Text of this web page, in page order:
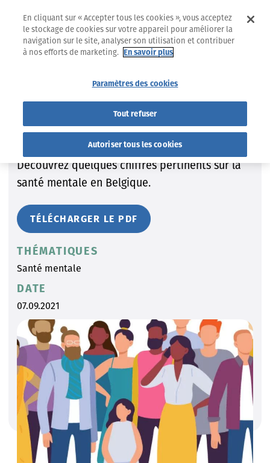
INFOGRAPHIES
Santé mentale en Belgique :
10 chiffres-clés
Découvrez quelques chiffres pertinents sur la
santé mentale en Belgique.
TÉLÉCHARGER LE PDF
THÉMATIQUES
Santé mentale
DATE
07.09.2021
En cliquant sur « Accepter tous les cookies », vous acceptez
le stockage de cookies sur votre appareil pour améliorer la
navigation sur le site, analyser son utilisation et contribuer
à nos efforts de marketing. En savoir plus
Paramètres des cookies
Tout refuser
Autoriser tous les cookies